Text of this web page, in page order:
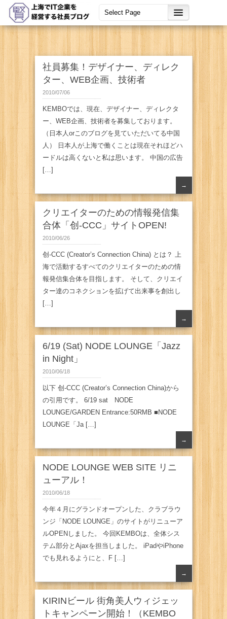
社員募集！デザイナー、ディレク
ター、WEB企画、技術者
2010/07/06
KEMBOでは、現在、デザイナー、ディレクタ
ー、WEB企画、技術者を募集しております。
（日本人orこのブログを見ていただいてる中国
人） 日本人が上海で働くことは現在それほどハ
ードルは高くないと私は思います。 中国の広告
[…]
→
クリエイターのための情報発信集
合体「创-CCC」サイトOPEN!
2010/06/26
创-CCC (Creator’s Connection China) とは？ 上
海で活動するすべてのクリエイターのための情
報発信集合体を目指します。 そして、クリエイ
ター達のコネクションを拡げて出来事を創出し
[…]
→
6/19 (Sat) NODE LOUNGE「Jazz
in Night」
2010/06/18
以下 创-CCC (Creator’s Connection China)から
の引用です。 6/19 sat NODE
LOUNGE/GARDEN Entrance:50RMB ■NODE
LOUNGE「Ja […]
→
NODE LOUNGE WEB SITE リニ
ューアル！
2010/06/18
今年４月にグランドオープンした、クラブラウ
ンジ「NODE LOUNGE」のサイトがリニューア
ルOPENしました。 今回KEMBOは、全体シス
テム部分とAjaxを担当しました。 iPadやiPhone
でも見れるようにと、F […]
→
KIRINビール 街角美人ウィジェッ
トキャンペーン開始！（KEMBO